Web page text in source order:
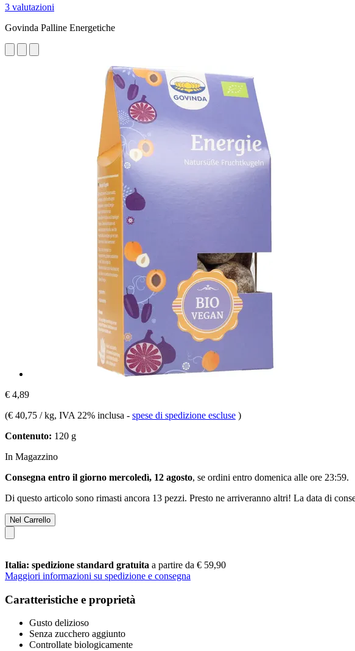
3 valutazioni
Govinda Palline Energetiche
€ 4,89
(€ 40,75 / kg, IVA 22% inclusa - spese di spedizione escluse )
Contenuto: 120 g
In Magazzino
Consegna entro il giorno mercoledì, 12 agosto, se ordini entro domenica alle ore 23:59.
Di questo articolo sono rimasti ancora 13 pezzi. Presto ne arriveranno altri! La data di
Nel Carrello
Italia: spedizione standard gratuita a partire da € 59,90
Maggiori informazioni su spedizione e consegna
Caratteristiche e proprietà
Gusto delizioso
Senza zucchero aggiunto
Controllate biologicamente